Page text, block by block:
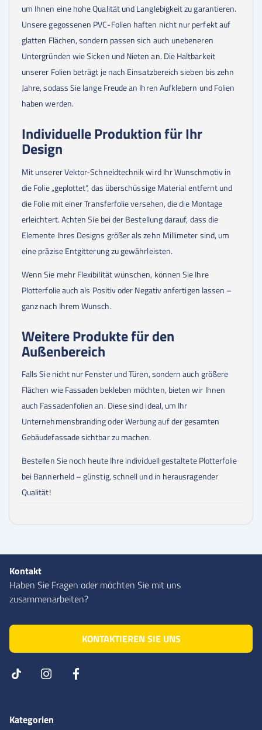
um Ihnen eine hohe Qualität und Langlebigkeit zu garantieren.
Unsere gegossenen PVC-Folien haften nicht nur perfekt auf
glatten Flächen, sondern passen sich auch unebeneren
Untergründen wie Sicken und Nieten an. Die Haltbarkeit
unserer Folien beträgt je nach Einsatzbereich sieben bis zehn
Jahre, sodass Sie lange Freude an Ihren Aufklebern und Folien
haben werden.
Individuelle Produktion für Ihr
Design
Mit unserer Vektor-Schneidtechnik wird Ihr Wunschmotiv in
die Folie „geplottet“, das überschüssige Material entfernt und
die Folie mit einer Transferfolie versehen, die die Montage
erleichtert. Achten Sie bei der Bestellung darauf, dass die
Elemente Ihres Designs größer als zehn Millimeter sind, um
eine präzise Entgitterung zu gewährleisten.
Wenn Sie mehr Flexibilität wünschen, können Sie Ihre
Plotterfolie auch als Positiv oder Negativ anfertigen lassen –
ganz nach Ihrem Wunsch.
Weitere Produkte für den
Außenbereich
Falls Sie nicht nur Fenster und Türen, sondern auch größere
Flächen wie Fassaden bekleben möchten, bieten wir Ihnen
auch Fassadenfolien an. Diese sind ideal, um Ihr
Unternehmensbranding oder Werbung auf der gesamten
Gebäudefassade sichtbar zu machen.
Bestellen Sie noch heute Ihre individuell gestaltete Plotterfolie
bei Bannerheld – günstig, schnell und in herausragender
Qualität!
Kontakt
Haben Sie Fragen oder möchten Sie mit uns
zusammenarbeiten?
KONTAKTIEREN SIE UNS
Kategorien